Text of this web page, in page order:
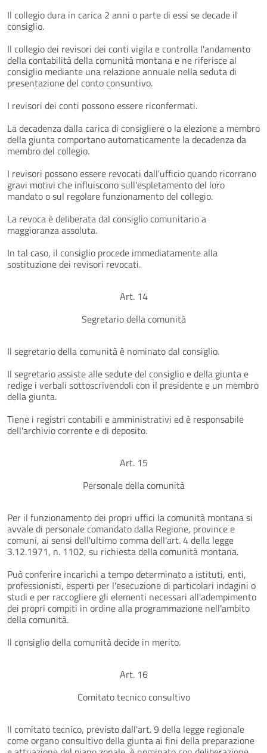
Il collegio dura in carica 2 anni o parte di essi se decade il
consiglio.
Il collegio dei revisori dei conti vigila e controlla l'andamento
della contabilità della comunità montana e ne riferisce al
consiglio mediante una relazione annuale nella seduta di
presentazione del conto consuntivo.
I revisori dei conti possono essere riconfermati.
La decadenza dalla carica di consigliere o la elezione a membro
della giunta comportano automaticamente la decadenza da
membro del collegio.
I revisori possono essere revocati dall'ufficio quando ricorrano
gravi motivi che influiscono sull'espletamento del loro
mandato o sul regolare funzionamento del collegio.
La revoca è deliberata dal consiglio comunitario a
maggioranza assoluta.
In tal caso, il consiglio procede immediatamente alla
sostituzione dei revisori revocati.
Art. 14
Segretario della comunità
Il segretario della comunità è nominato dal consiglio.
Il segretario assiste alle sedute del consiglio e della giunta e
redige i verbali sottoscrivendoli con il presidente e un membro
della giunta.
Tiene i registri contabili e amministrativi ed è responsabile
dell'archivio corrente e di deposito.
Art. 15
Personale della comunità
Per il funzionamento dei propri uffici la comunità montana si
avvale di personale comandato dalla Regione, province e
comuni, ai sensi dell'ultimo comma dell'art. 4 della legge
3.12.1971, n. 1102, su richiesta della comunità montana.
Può conferire incarichi a tempo determinato a istituti, enti,
professionisti, esperti per l'esecuzione di particolari indagini o
studi e per raccogliere gli elementi necessari all'adempimento
dei propri compiti in ordine alla programmazione nell'ambito
della comunità.
Il consiglio della comunità decide in merito.
Art. 16
Comitato tecnico consultivo
Il comitato tecnico, previsto dall'art. 9 della legge regionale
come organo consultivo della giunta ai fini della preparazione